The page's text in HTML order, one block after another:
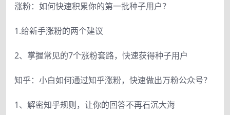
涨粉：如何快速积累你的第一批种子用户？
1.给新手涨粉的两个建议
2、掌握常见的7个涨粉套路，快速获得种子用户
知乎：小白如何通过知乎涨粉，快速做出万粉公众号？
1、解密知乎规则，让你的回答不再石沉大海